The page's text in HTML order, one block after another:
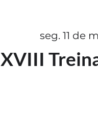
seg. 11 de
XVIII